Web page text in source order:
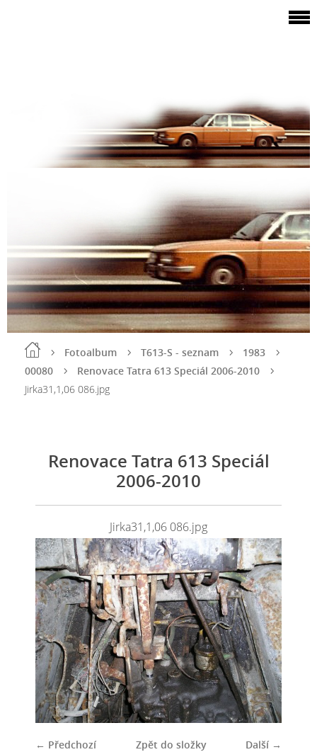
Fotoalbum T613-S - seznam
1983
00080
Renovace Tatra 613 Speciál 2006-2010
Jirka31,1,06 086.jpg
Renovace Tatra 613 Speciál
2006-2010
Jirka31,1,06 086.jpg
← Předchozí Další →
Zpět do složky